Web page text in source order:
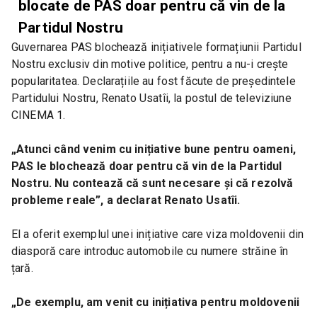
blocate de PAS doar pentru că vin de la
Partidul Nostru
Guvernarea PAS blochează inițiativele formațiunii Partidul
Nostru exclusiv din motive politice, pentru a nu-i crește
popularitatea. Declarațiile au fost făcute de președintele
Partidului Nostru, Renato Usatîi, la postul de televiziune
CINEMA 1.
„Atunci când venim cu inițiative bune pentru oameni,
PAS le blochează doar pentru că vin de la Partidul
Nostru. Nu contează că sunt necesare și că rezolvă
probleme reale”, a declarat Renato Usatîi.
El a oferit exemplul unei inițiative care viza moldovenii din
diasporă care introduc automobile cu numere străine în
țară.
„De exemplu, am venit cu inițiativa pentru moldovenii